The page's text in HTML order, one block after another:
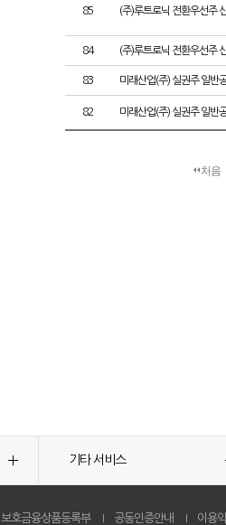
85 (주)루트로닉 전환우선주
84 (주)루트로닉 전환우선주
83 미래산업(주) 실권주 일반
82 미래산업(주) 실권주 일반
처음
기타 서비스
보호금융상품등록부 공동인증안내 이용